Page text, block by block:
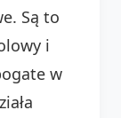
Są to
i
w